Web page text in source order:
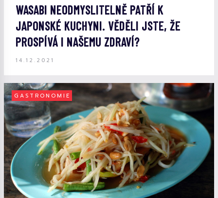
WASABI NEODMYSLITELNĚ PATŘÍ K
JAPONSKÉ KUCHYNI. VĚDĚLI JSTE, ŽE
PROSPÍVÁ I NAŠEMU ZDRAVÍ?
14.12.2021
GASTRONOMIE